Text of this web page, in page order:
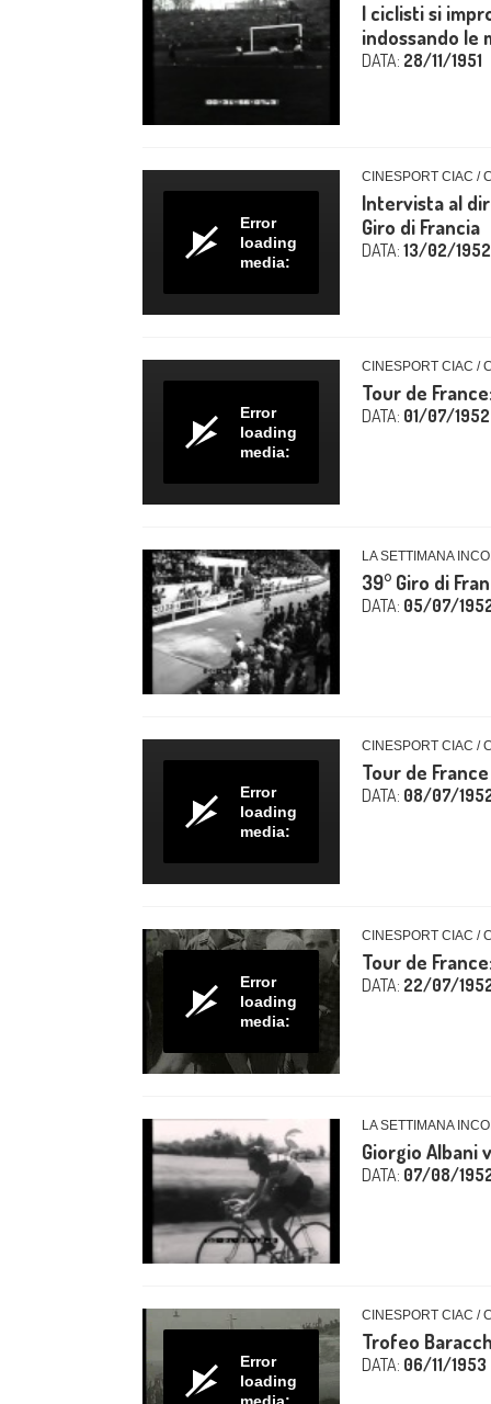
I ciclisti si
indossando le
DATA: 28/11/1951
Error
loading
media:
CINESPORT CIAC /
Intervista al
Giro di Francia
DATA: 13/02/1952
Error
loading
media:
CINESPORT CIAC /
Tour de
DATA: 01/07/1952
LA SETTIMANA
39° Giro di
DATA: 05/07/
Error
loading
media:
CINESPORT CIAC /
Tour de
DATA: 08/07/
Error
loading
media:
CINESPORT CIAC /
Tour de
DATA: 22/07/
LA SETTIMANA
Giorgio Albani
DATA: 07/08/
Error
loading
CINESPORT CIAC /
Trofeo
DATA: 06/11/1953